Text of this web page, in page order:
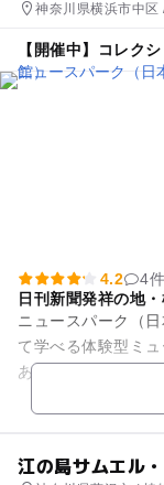
神奈川県横浜市中区
【開催中】コレク
天」
4.2
4件
日刊新聞発祥の地
ニュースパーク（
て学べる体験型ミ
あゆみ」「情報社
成され、新聞の歴
江の島サムエル